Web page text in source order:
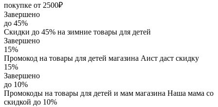
покупке от 2500₽
Завершено
до 45%
Скидки до 45% на зимние товары для детей
Завершено
15%
Промокод на товары для детей магазина Аист даст скидку
15%
Завершено
до 10%
Промокоды на товары для детей и мам магазина Наша мама со
скидкой до 10%